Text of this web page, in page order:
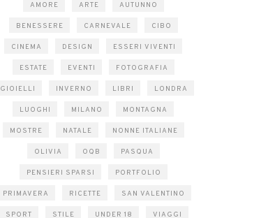
AMORE ARTE AUTUNNO
BENESSERE CARNEVALE CIBO
CINEMA DESIGN ESSERI VIVENTI
ESTATE EVENTI FOTOGRAFIA
GIOIELLI INVERNO LIBRI LONDRA
LUOGHI MILANO MONTAGNA
MOSTRE NATALE NONNE ITALIANE
OLIVIA OQB PASQUA
PENSIERI SPARSI PORTFOLIO
PRIMAVERA RICETTE SAN VALENTINO
SPORT STILE UNDER 18 VIAGGI